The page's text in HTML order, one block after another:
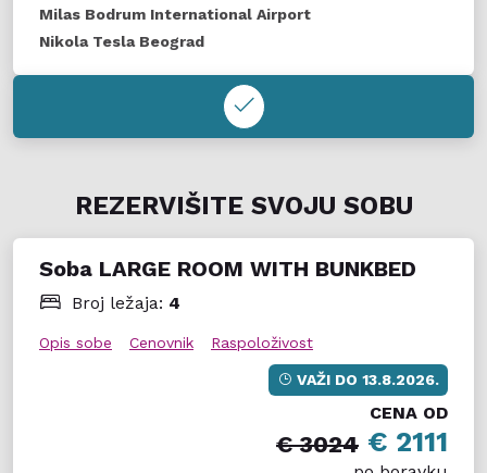
Milas Bodrum International Airport
Nikola Tesla Beograd
REZERVIŠITE SVOJU SOBU
Soba LARGE ROOM WITH BUNKBED
Broj ležaja: 4
Opis sobe Cenovnik Raspoloživost
VAŽI DO 13.8.2026.
CENA OD
€ 3024 € 2111